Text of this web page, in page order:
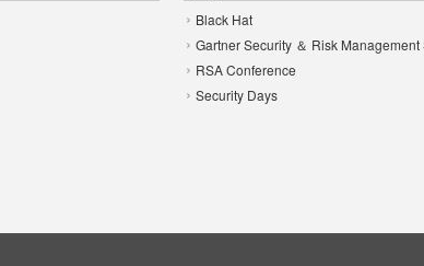
Black Hat
Gartner Security ＆ Risk Management
RSA Conference
Security Days